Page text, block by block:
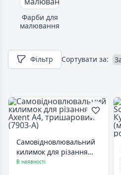
Фарби для
малювання
Фільтр Сортувати за:
Самовідновлювальний
килимок для різання
Axent А4, тришаровий
В наявності